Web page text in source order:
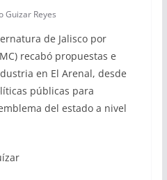
Guizar Reyes
de Jalisco por
recabó propuestas e
en El Arenal, desde
públicas para
del estado a nivel